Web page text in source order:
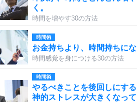
く。
時間を増やす30の方法
時間術
お金持ちより、時間持ちにな
時間感覚を身につける30の方法
時間術
やるべきことを後回しにす
神的ストレスが大きくなって